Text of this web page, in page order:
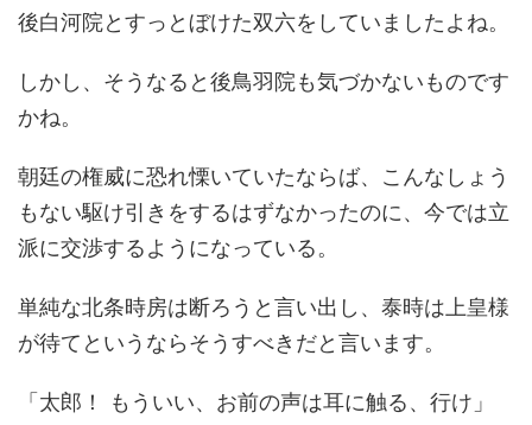
後白河院とすっとぼけた双六をしていましたよね。
しかし、そうなると後鳥羽院も気づかないものです
かね。
朝廷の権威に恐れ慄いていたならば、こんなしょう
もない駆け引きをするはずなかったのに、今では立
派に交渉するようになっている。
単純な北条時房は断ろうと言い出し、泰時は上皇様
が待てというならそうすべきだと言います。
「太郎！ もういい、お前の声は耳に触る、行け」